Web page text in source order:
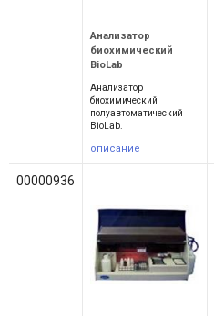
Анализатор
биохимический
BioLab
Анализатор
биохимический
полуавтоматический
BioLab.
описание
00000936